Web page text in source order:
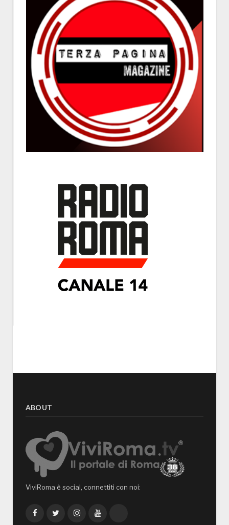
ABOUT
ViviRoma è social, connettiti con noi:
FacebookTwitterInstagramYouTube